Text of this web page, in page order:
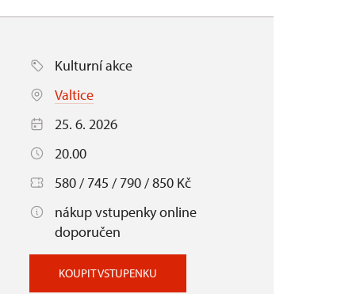
Kulturní akce
Valtice
25. 6. 2026
20.00
580 / 745 / 790 / 850 Kč
nákup vstupenky online
doporučen
KOUPIT VSTUPENKU